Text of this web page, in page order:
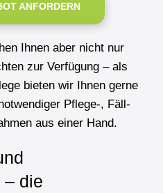
ANFORDERN
Ihnen aber nicht nur
zur Verfügung – als
bieten wir Ihnen gerne
Pflege-, Fäll-
aus einer Hand.
– die